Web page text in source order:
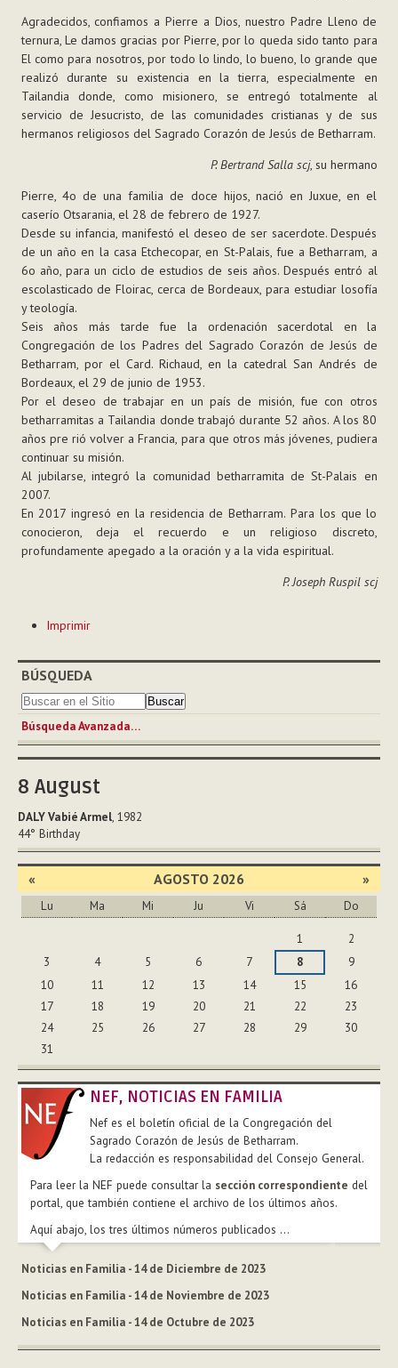
Agradecidos, confiamos a Pierre a Dios, nuestro Padre Lleno de
ternura, Le damos gracias por Pierre, por lo queda sido tanto para
El como para nosotros, por todo lo lindo, lo bueno, lo grande que
realizó durante su existencia en la tierra, especialmente en
Tailandia donde, como misionero, se entregó totalmente al
servicio de Jesucristo, de las comunidades cristianas y de sus
hermanos religiosos del Sagrado Corazón de Jesús de Betharram.
P. Bertrand Salla scj, su hermano
Pierre, 4o de una familia de doce hijos, nació en Juxue, en el
caserío Otsarania, el 28 de febrero de 1927.
Desde su infancia, manifestó el deseo de ser sacerdote. Después
de un año en la casa Etchecopar, en St-Palais, fue a Betharram, a
6o año, para un ciclo de estudios de seis años. Después entró al
escolasticado de Floirac, cerca de Bordeaux, para estudiar losofía
y teología.
Seis años más tarde fue la ordenación sacerdotal en la
Congregación de los Padres del Sagrado Corazón de Jesús de
Betharram, por el Card. Richaud, en la catedral San Andrés de
Bordeaux, el 29 de junio de 1953.
Por el deseo de trabajar en un país de misión, fue con otros
betharramitas a Tailandia donde trabajó durante 52 años. A los 80
años pre rió volver a Francia, para que otros más jóvenes, pudiera
continuar su misión.
Al jubilarse, integró la comunidad betharramita de St-Palais en
2007.
En 2017 ingresó en la residencia de Betharram. Para los que lo
conocieron, deja el recuerdo e un religioso discreto,
profundamente apegado a la oración y a la vida espiritual.
P. Joseph Ruspil scj
de
Imprimir
BÚSQUEDA
Búsqueda Avanzada…
8 August
DALY Vabié Armel, 1982
44° Birthday
« AGOSTO 2026 »
Lu Ma Mi Ju Vi Sá Do
1
2
3
4 5 6 7 8
9
10
11 12 13 14 15
16
17
18 19 20 21 22
23
24
25 26 27 28 29
30
31
NEF, NOTICIAS EN FAMILIA
Nef es el boletín oficial de la Congregación del
Sagrado Corazón de Jesús de Betharram.
La redacción es responsabilidad del Consejo General.
Para leer la NEF puede consultar la sección correspondiente del
portal, que también contiene el archivo de los últimos años.
Aquí abajo, los tres últimos números publicados ...
Noticias en Familia - 14 de Diciembre de 2023
Noticias en Familia - 14 de Noviembre de 2023
Noticias en Familia - 14 de Octubre de 2023